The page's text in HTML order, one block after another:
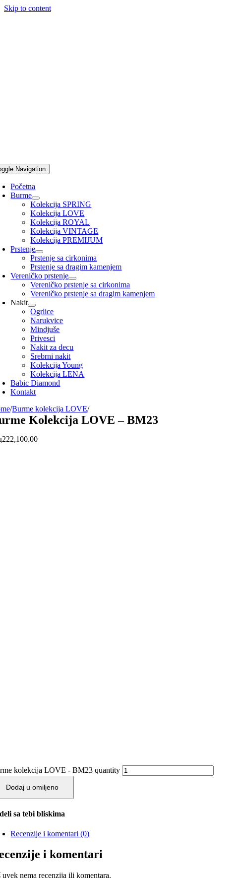
Skip to content
Navigation
Početna
Burme
Kolekcija SPRING
Kolekcija LOVE
Kolekcija ROYAL
Kolekcija VINTAGE
Kolekcija PREMIJUM
Prstenje
Prstenje sa cirkonima
Prstenje sa dragim kamenjem
Vereničko prstenje
Vereničko prstenje sa cirkonima
Vereničko prstenje sa dragim kamenjem
Nakit
Ogrlice
Narukvice
Mindjuše
Privesci
Nakit za decu
Srebrni nakit
Kolekcija Young
Kolekcija LENA
Babic Diamond
Kontakt
/Burme kolekcija LOVE/
Kolekcija LOVE – BM23
222,100.00
kolekcija LOVE - BM23 quantity
Dodaj u omiljeno
sa tebi bliskima
Recenzije i komentari (0)
i komentari
uvek nema recenzija ili komentara.